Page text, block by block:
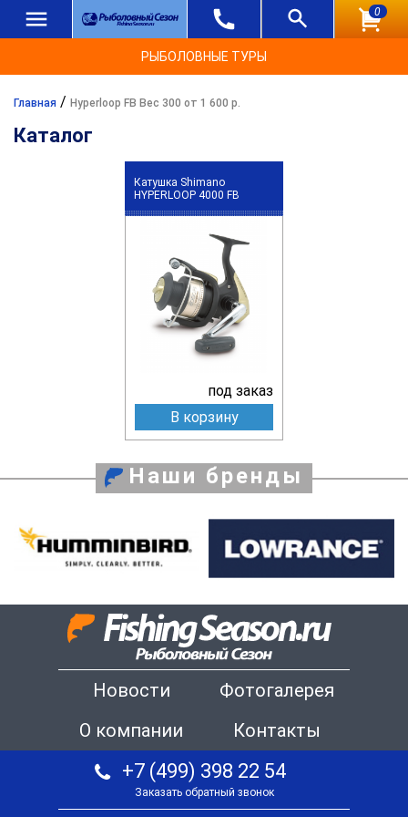
0
РЫБОЛОВНЫЕ ТУРЫ
Главная / Hyperloop FB Вес 300 от 1 600 р.
Каталог
Катушка Shimano
HYPERLOOP 4000 FB
под заказ
В корзину
Наши бренды
Новости
Фотогалерея
О компании
Контакты
+7 (499) 398 22 54
Заказать обратный звонок